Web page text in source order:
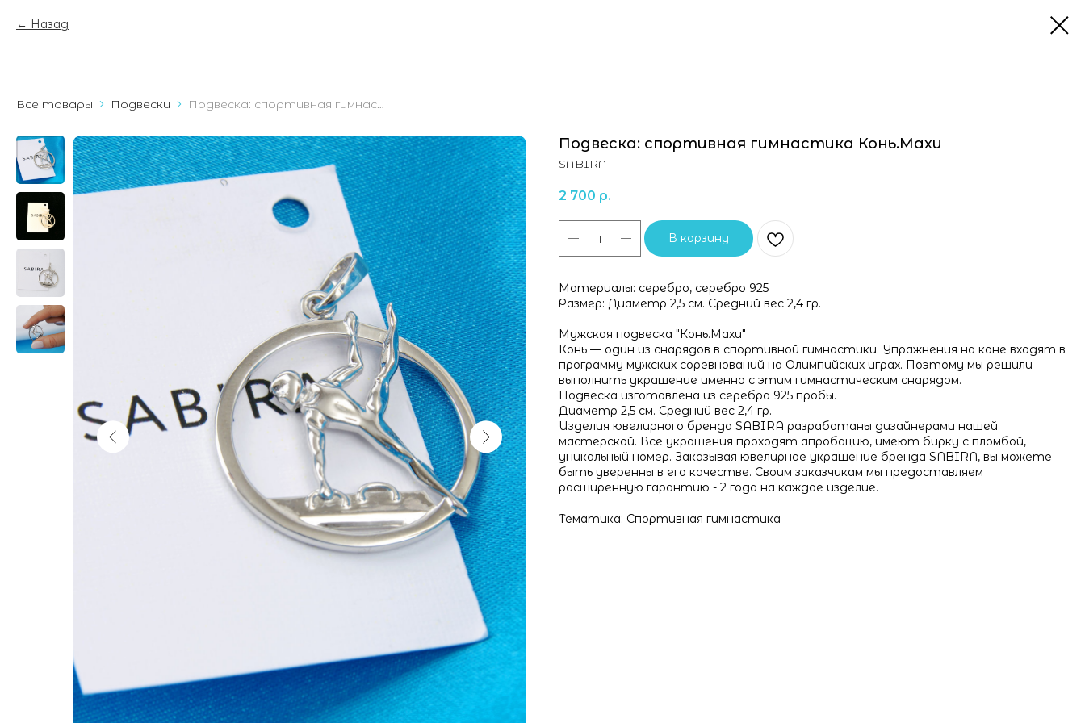
Назад
Все товары Подвески Подвеска: спортивная гимнастика Конь.Махи
Подвеска: спортивная гимнастика Конь.Махи
SABIRA
2 700 р.
В корзину
Материалы: серебро, серебро 925
Размер: Диаметр 2,5 см. Средний вес 2,4 гр.
Мужская подвеска "Конь.Махи"
Конь — один из снарядов в спортивной гимнастики. Упражнения на коне входят в
программу мужских соревнований на Олимпийских играх. Поэтому мы решили
выполнить украшение именно с этим гимнастическим снарядом.
Подвеска изготовлена из серебра 925 пробы.
Диаметр 2,5 см. Средний вес 2,4 гр.
Изделия ювелирного бренда SABIRA разработаны дизайнерами нашей
мастерской. Все украшения проходят апробацию, имеют бирку с пломбой,
уникальный номер. Заказывая ювелирное украшение бренда SABIRA, вы можете
быть уверенны в его качестве. Своим заказчикам мы предоставляем
расширенную гарантию - 2 года на каждое изделие.
Тематика: Спортивная гимнастика